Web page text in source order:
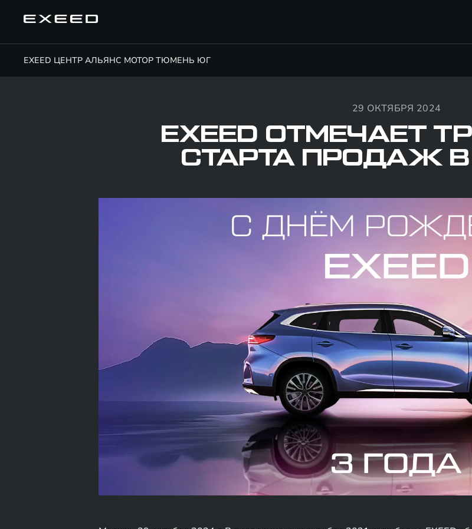
EXEED ЦЕНТР АЛЬЯНС МОТОР ТЮМЕНЬ ЮГ
29 ОКТЯБРЯ 2024
EXEED ОТМЕЧАЕТ
СТАРТА ПРОДАЖ В